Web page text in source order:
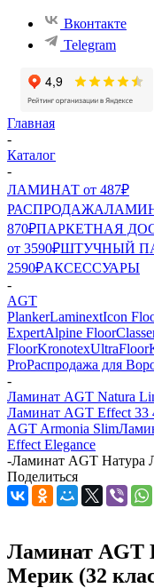
Вконтакте
Telegram
Главная
-
Каталог
-
ЛАМИНАТ от 487₽
РАСПРОДАЖА
870₽ПАРКЕТНАЯ
от 3590₽ШТУЧНЫЙ
2590₽АКСЕССУАРЫ
-
AGT
PlankerLaminextIcon
ExpertAlpine Floor
FloorKronotexUltraFloor
ProРаспродажа для
-
Ламинат AGT Natura
Ламинат AGT Effect 33
AGT Armonia Slim
Effect Elegance
-Ламинат AGT Натура
Поделиться
Ламинат AGT
Мерик (32